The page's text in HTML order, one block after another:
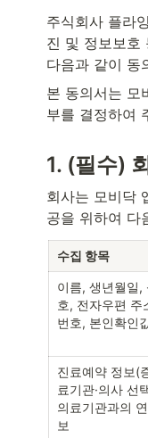
주식회사 플라
진 및 정보보호
다음과 같이 동
본 동의서는 모
부를 결정하여
1. (필수)
회사는 모비닥
공을 위하여 다
수집 항목
이름, 생년월일,
호, 전자우편 주
번호, 본인확인
진료예약 정보(
료기관·의사 선
의료기관과의
보